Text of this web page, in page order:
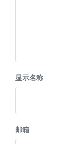
显示名称
邮箱